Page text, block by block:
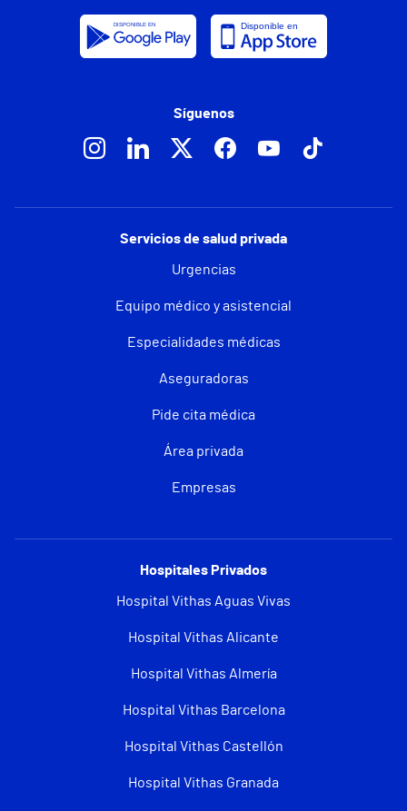
Servicios de salud privada
Urgencias
Equipo médico y asistencial
Especialidades médicas
Aseguradoras
Pide cita médica
Área privada
Empresas
Hospitales Privados
Hospital Vithas Aguas Vivas
Hospital Vithas Alicante
Hospital Vithas Almería
Hospital Vithas Barcelona
Hospital Vithas Castellón
Hospital Vithas Granada
Síguenos